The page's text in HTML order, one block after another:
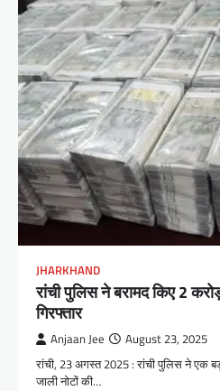
JHARKHAND
रांची पुलिस ने बरामद किए 2
गिरफ्तार
Anjaan Jee August 23, 2025
रांची, 23 अगस्त 2025 : रांची पुलिस ने एक
जाली नोटों की…